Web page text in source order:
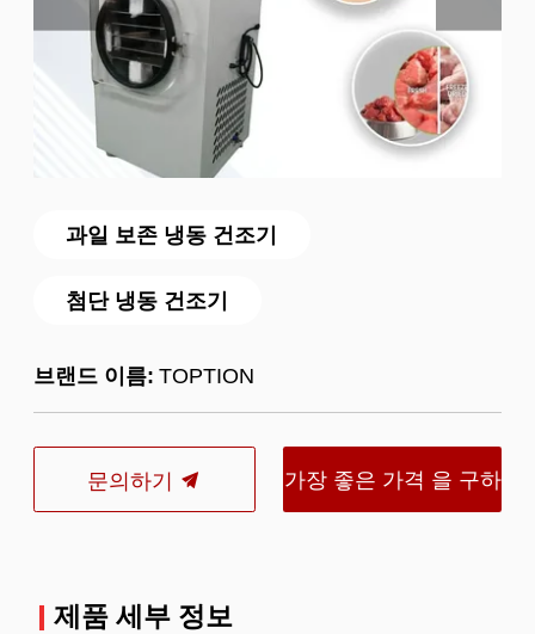
과일 보존 냉동 건조기
첨단 냉동 건조기
브랜드 이름: TOPTION
문의하기 가장 좋은 가격 을 구하
제품 세부 정보